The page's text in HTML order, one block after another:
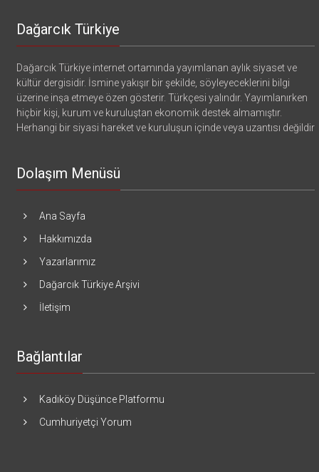
Dağarcık Türkiye
Dağarcık Türkiye internet ortamında yayımlanan aylık siyaset ve
kültür dergisidir. İsmine yakışır bir şekilde, söyleyeceklerini bilgi
üzerine inşa etmeye özen gösterir. Türkçesi yalındır. Yayımlanırken
hiçbir kişi, kurum ve kuruluştan ekonomik destek almamıştır.
Herhangi bir siyasi hareket ve kuruluşun içinde veya uzantısı değildir
Dolaşım Menüsü
Ana Sayfa
Hakkımızda
Yazarlarımız
Dağarcık Türkiye Arşivi
İletişim
Bağlantılar
Kadıköy Düşünce Platformu
Cumhuriyetçi Yorum